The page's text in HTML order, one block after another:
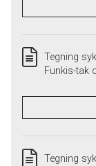
Tegning
Funkis-tak
Tegning